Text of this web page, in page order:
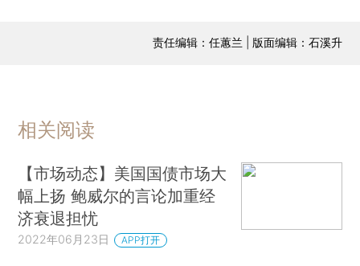
责任编辑：任蕙兰 | 版面编辑：石溪升
相关阅读
【市场动态】美国国债市场大
幅上扬 鲍威尔的言论加重经
济衰退担忧
2022年06月23日 APP打开